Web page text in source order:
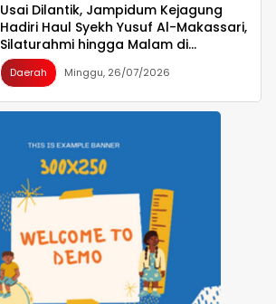
Usai Dilantik, Jampidum Kejagung
Hadiri Haul Syekh Yusuf Al-Makassari,
Silaturahmi hingga Malam di
Makassar
Daerah Minggu, 26/07/2026